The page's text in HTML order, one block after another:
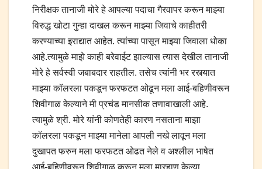
निरीक्षक तानाजी मोरे हे आपल्या पदाचा गैरवापर करून माझ्या
विरुद्ध खोटा गुन्हा दाखल करून माझ्या जिवाचे काहीतरी
करण्याच्या इराद्यात आहेत. त्यांच्या पासून माझ्या जिवाला धोका
आहे.त्यामुळे माझे काही बरेवाईट झाल्यास त्यास देखील तानाजी
मोरे हे सर्वस्वी जबाबदार राहतील. तसेच त्यांनी भर रस्त्यात
माझ्या कॉलरला पकडून फरफटत ओढून मला आई-बहिणीवरून
शिवीगाळ केल्याने मी प्रचंड मानसीक तणावाखाली आहे.
त्यामुळे श्री. मोरे यांनी कोणतेही कारण नसताना माझा
कॉलरला पकडून माझ्या मानेला आपली नखे लावून मला
दुखापत फरुन मला फरफटत ओढत नेले व अश्लील भाषेत